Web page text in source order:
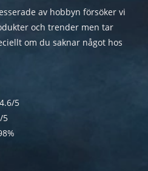
av hobbyn försöker vi
och trender men tar
om du saknar något hos
5
5